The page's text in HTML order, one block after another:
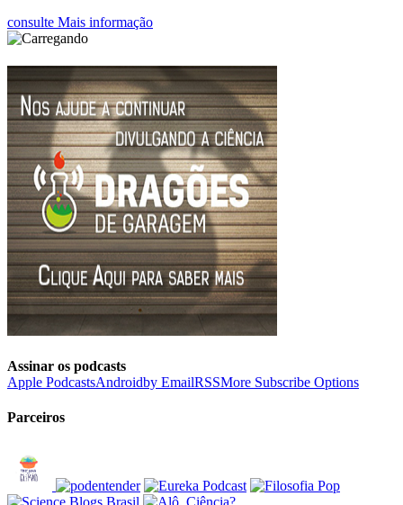
consulte Mais informação
Assinar os podcasts
Apple PodcastsAndroidby EmailRSSMore Subscribe Options
Parceiros